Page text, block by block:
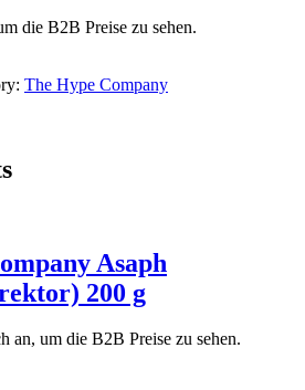
die B2B Preise zu sehen.
The Hype Company
Asaph
200 g
an, um die B2B Preise zu sehen.